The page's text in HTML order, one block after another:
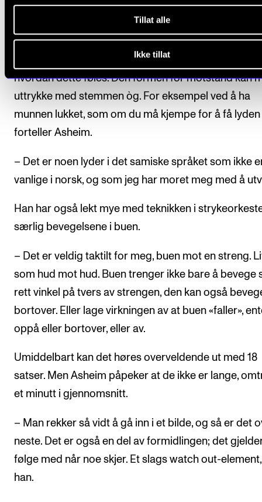
Tillat alle
Ikke tillat
Friksjon
– Mine opplevelser av snø som barn handler mye
friksjon. At det enten var glatt eller trått eller vått, og
hvordan dette føles. Den formen for motstand kan
uttrykke med stemmen òg. For eksempel ved å ha
munnen lukket, som om du må kjempe for å få lyden
forteller Asheim.
– Det er noen lyder i det samiske språket som ikke
vanlige i norsk, og som jeg har moret meg med å
Han har også lekt mye med teknikken i
særlig bevegelsene i buen.
– Det er veldig taktilt for meg, buen mot en streng.
som hud mot hud. Buen trenger ikke bare å bevege
rett vinkel på tvers av strengen, den kan også
bortover. Eller lage virkningen av at buen «faller»,
oppå eller bortover, eller av.
Umiddelbart kan det høres overveldende ut med 18
satser. Men Asheim påpeker at de ikke er lange,
et minutt i gjennomsnitt.
– Man rekker så vidt å gå inn i et bilde, og så er det
neste. Det er også en del av formidlingen; det
følge med når noe skjer. Et slags watch out-
han.